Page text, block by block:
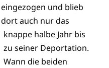
eingezogen und blieb
dort auch nur das
knappe halbe Jahr bis
zu seiner Deportation.
Wann die beiden